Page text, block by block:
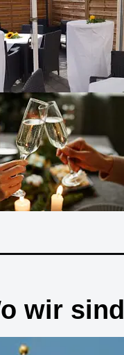
wir sind